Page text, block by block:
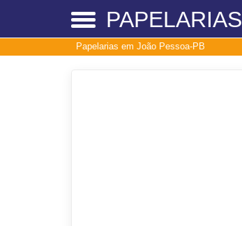
PAPELARIAS
Papelarias em João Pessoa-PB